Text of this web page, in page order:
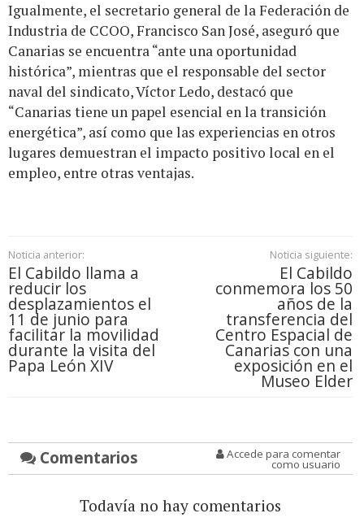
Igualmente, el secretario general de la Federación de
Industria de CCOO, Francisco San José, aseguró que
Canarias se encuentra “ante una oportunidad
histórica”, mientras que el responsable del sector
naval del sindicato, Víctor Ledo, destacó que
“Canarias tiene un papel esencial en la transición
energética”, así como que las experiencias en otros
lugares demuestran el impacto positivo local en el
empleo, entre otras ventajas.
Noticia anterior:
El Cabildo llama a
reducir los
desplazamientos el
11 de junio para
facilitar la movilidad
durante la visita del
Papa León XIV
Noticia siguiente:
El Cabildo
conmemora los 50
años de la
transferencia del
Centro Espacial de
Canarias con una
exposición en el
Museo Elder
Comentarios Accede para comentar
como usuario
Todavía no hay comentarios